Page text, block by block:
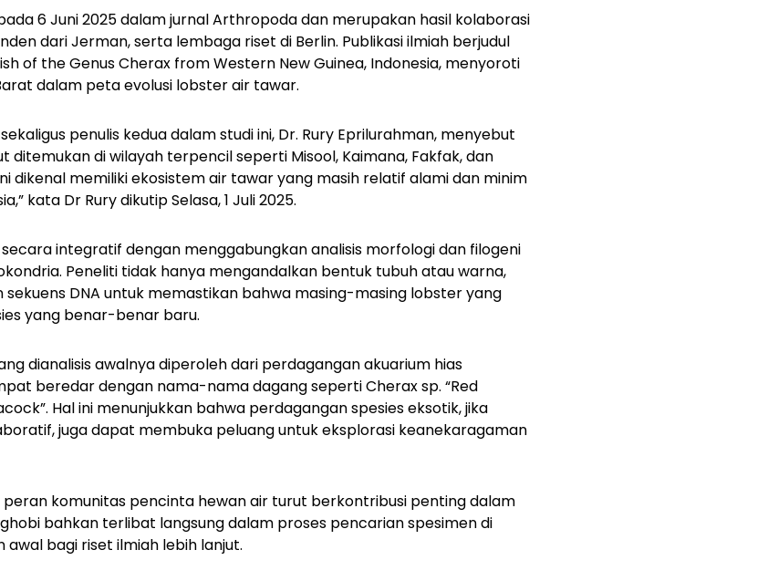
6 Juni 2025 dalam jurnalArthropodadan merupakan hasil kolaborasi
dari Jerman, serta lembaga riset di Berlin. Publikasi ilmiah berjudul
of the Genus Cherax from Western New Guinea, Indonesia, menyoroti
dalam peta evolusi lobster air tawar.
penulis kedua dalam studi ini, Dr. Rury Eprilurahman, menyebut
ditemukan di wilayah terpencil seperti Misool, Kaimana, Fakfak, dan
dikenal memiliki ekosistem air tawar yang masih relatif alami dan minim
kata Dr Rury dikutip Selasa, 1 Juli 2025.
integratif dengan menggabungkan analisis morfologi dan filogeni
Peneliti tidak hanya mengandalkan bentuk tubuh atau warna,
DNA untuk memastikan bahwa masing-masing lobster yang
yang benar-benar baru.
dianalisis awalnya diperoleh dari perdagangan akuarium hias
beredar dengan nama-nama dagang sepertiCherax sp. “Red
. Hal ini menunjukkan bahwa perdagangan spesies eksotik, jika
juga dapat membuka peluang untuk eksplorasi keanekaragaman
komunitas pencinta hewan air turut berkontribusi penting dalam
bahkan terlibat langsung dalam proses pencarian spesimen di
bagi riset ilmiah lebih lanjut.